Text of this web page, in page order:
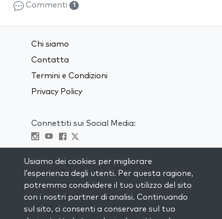
Commenti 1
Chi siamo
Contatta
Termini e Condizioni
Privacy Policy
Connettiti sui Social Media:
RIMANI AGGIORNATO
Iscriviti alla nostra mailing list e ricevi
ispirazione ogni settimana nella tua
Usiamo dei cookies per migliorare
l’esperienza degli utenti. Per questa ragione,
potremmo condividere il tuo utilizzo del sito
con i nostri partner di analisi. Continuando
sul sito, ci consenti a conservare sul tuo